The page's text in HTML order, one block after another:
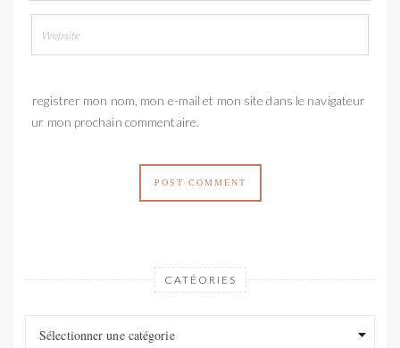
Enregistrer mon nom, mon e-mail et mon site dans le navigateur
pour mon prochain commentaire.
CATÉORIES
Sélectionner une catégorie